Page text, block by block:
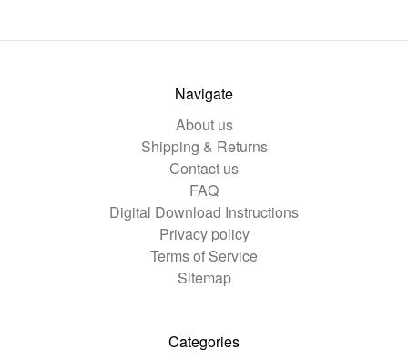
Navigate
About us
Shipping & Returns
Contact us
FAQ
Digital Download Instructions
Privacy policy
Terms of Service
Sitemap
Categories